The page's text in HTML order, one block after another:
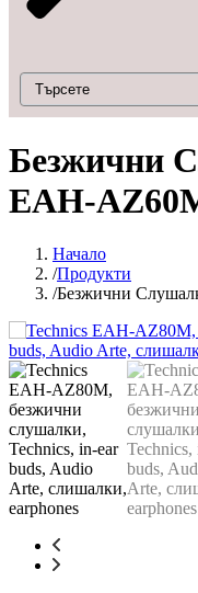
Безжични
EAH-
Начало
Продукти
Безжични